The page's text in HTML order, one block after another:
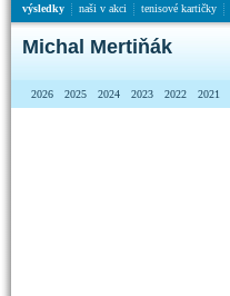
výsledky
naši v akci tenisové kartičky
Michal Mertiňák
2026 2025 2024 2023 2022 2021